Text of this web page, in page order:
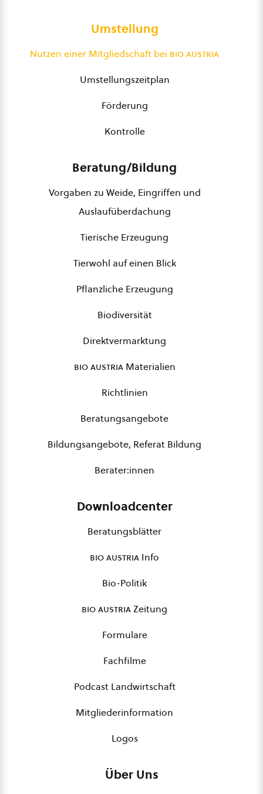
Umstellung
Nutzen einer Mitgliedschaft bei bio austria
Umstellungszeitplan
Förderung
Kontrolle
Beratung/Bildung
Vorgaben zu Weide, Eingriffen und
Auslaufüberdachung
Tierische Erzeugung
Tierwohl auf einen Blick
Pflanzliche Erzeugung
Biodiversität
Direktvermarktung
bio austriaMaterialien
Richtlinien
Beratungsangebote
Bildungsangebote, Referat Bildung
Berater:innen
Downloadcenter
Beratungsblätter
bio austria Info
Bio-Politik
bio austriaZeitung
Formulare
Fachfilme
Podcast Landwirtschaft
Mitgliederinformation
Logos
Über Uns